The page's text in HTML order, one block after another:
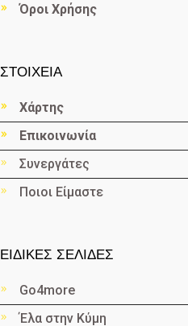
Όροι Χρήσης
ΣΤΟΙΧΕΙΑ
Χάρτης
Επικοινωνία
Συνεργάτες
Ποιοι Είμαστε
ΕΙΔΙΚΕΣ ΣΕΛΙΔΕΣ
Go4more
Έλα στην Κύμη